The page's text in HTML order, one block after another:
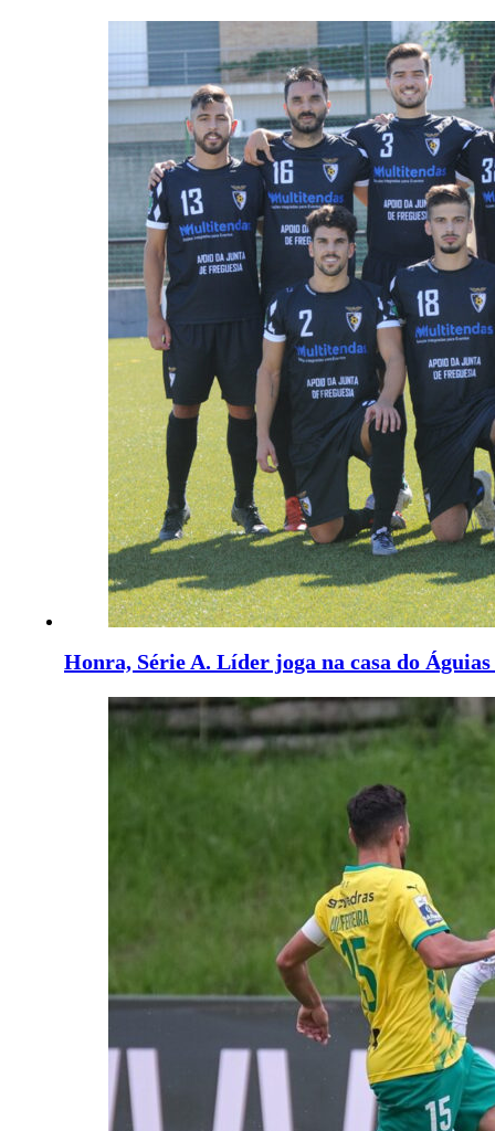
Honra, Série A. Líder joga na casa do